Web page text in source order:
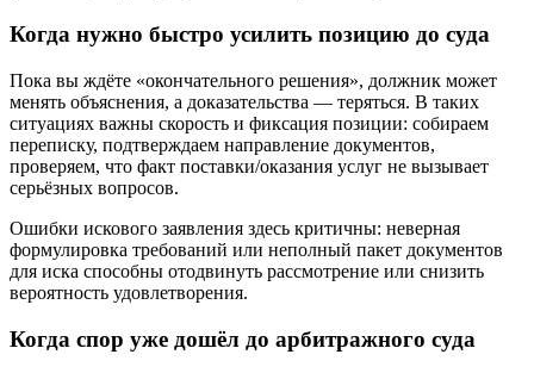
Когда нужно быстро усилить позицию до суда
Пока вы ждёте «окончательного решения», должник может
менять объяснения, а доказательства — теряться. В таких
ситуациях важны скорость и фиксация позиции: собираем
переписку, подтверждаем направление документов,
проверяем, что факт поставки/оказания услуг не вызывает
серьёзных вопросов.
Ошибки искового заявления здесь критичны: неверная
формулировка требований или неполный пакет документов
для иска способны отодвинуть рассмотрение или снизить
вероятность удовлетворения.
Когда спор уже дошёл до арбитражного суда